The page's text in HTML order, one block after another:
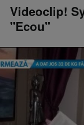
Videoclip!
"Ecou"